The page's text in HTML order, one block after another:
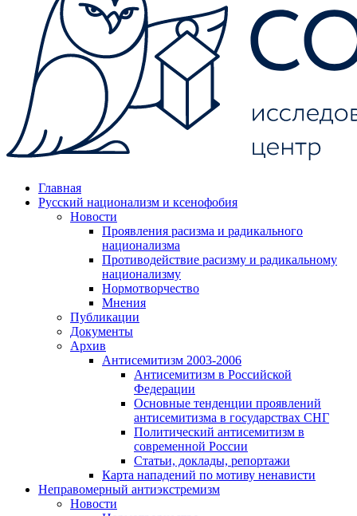
Главная
Русский национализм и ксенофобия
Новости
Проявления расизма и радикального
национализма
Противодействие расизму и радикальному
национализму
Нормотворчество
Мнения
Публикации
Документы
Архив
Антисемитизм 2003-2006
Антисемитизм в Российской
Федерации
Основные тенденции проявлений
антисемитизма в государствах СНГ
Политический антисемитизм в
современной России
Статьи, доклады, репортажи
Карта нападений по мотиву ненависти
Неправомерный антиэкстремизм
Новости